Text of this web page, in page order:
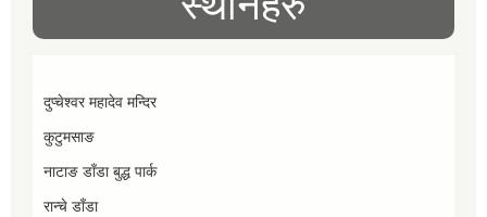
दुप्चेश्वर महादेव मन्दिर
कुटुमसाङ
नाटाङ डाँडा बुद्ध पार्क
रान्चे डाँडा